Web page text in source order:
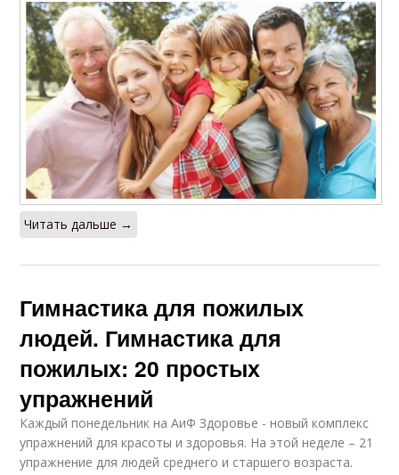
Читать дальше →
Гимнастика для пожилых
людей. Гимнастика для
пожилых: 20 простых
упражнений
Каждый понедельник на АиФ Здоровье - новый комплекс
упражнений для красоты и здоровья. На этой неделе – 21
упражнение для людей среднего и старшего возраста.